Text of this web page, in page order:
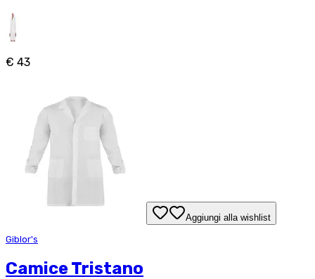
€ 43
Aggiungi alla wishlist
Giblor's
Camice Tristano